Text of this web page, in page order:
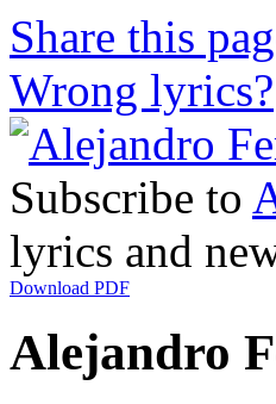
Share this
Wrong lyrics?
Subscribe to
lyrics and
Download PDF
Alejandro